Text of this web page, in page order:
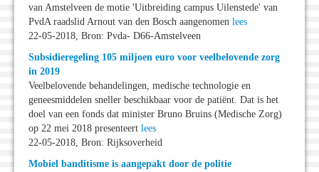
van Amstelveen de motie 'Uitbreiding campus Uilenstede' van
PvdA raadslid Arnout van den Bosch aangenomen lees
22-05-2018, Bron: Pvda- D66-Amstelveen
Subsidieregeling 105 miljoen euro voor veelbelovende zorg
in 2019
Veelbelovende behandelingen, medische technologie en
geneesmiddelen sneller beschikbaar voor de patiënt. Dat is het
doel van een fonds dat minister Bruno Bruins (Medische Zorg)
op 22 mei 2018 presenteert lees
22-05-2018, Bron: Rijksoverheid
Mobiel banditisme is aangepakt door de politie